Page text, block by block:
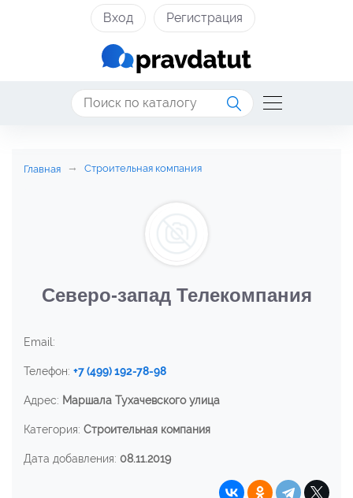
Вход Регистрация
Главная Строительная компания
Северо-запад Телекомпания
Email:
Телефон: +7 (499) 192-78-98
Адрес: Маршала Тухачевского улица
Категория: Строительная компания
Дата добавления: 08.11.2019